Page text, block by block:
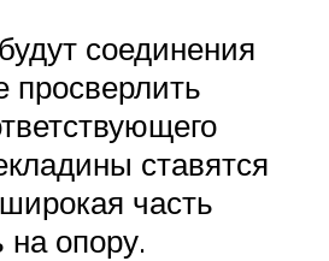
соединения
просверлить
ставятся
часть
опору.